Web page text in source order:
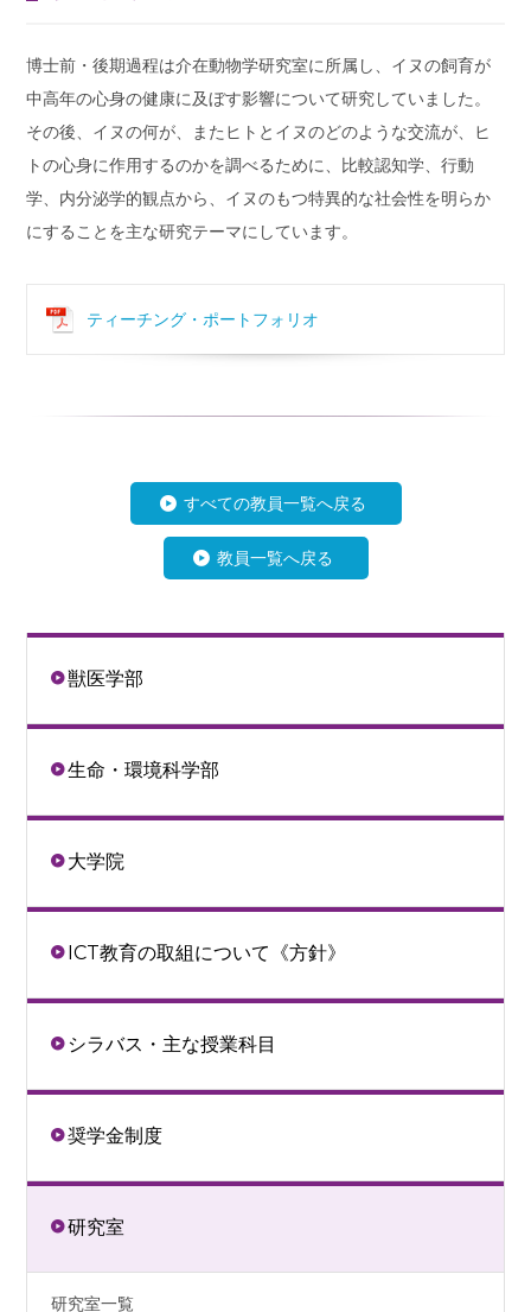
博士前・後期過程は介在動物学研究室に所属し、イヌの飼育が
中高年の心身の健康に及ぼす影響について研究していました。
その後、イヌの何が、またヒトとイヌのどのような交流が、ヒ
トの心身に作用するのかを調べるために、比較認知学、行動
学、内分泌学的観点から、イヌのもつ特異的な社会性を明らか
にすることを主な研究テーマにしています。
ティーチング・ポートフォリオ
すべての教員一覧へ戻る
教員一覧へ戻る
獣医学部
生命・環境科学部
大学院
ICT教育の取組について《方針》
シラバス・主な授業科目
奨学金制度
研究室
研究室一覧